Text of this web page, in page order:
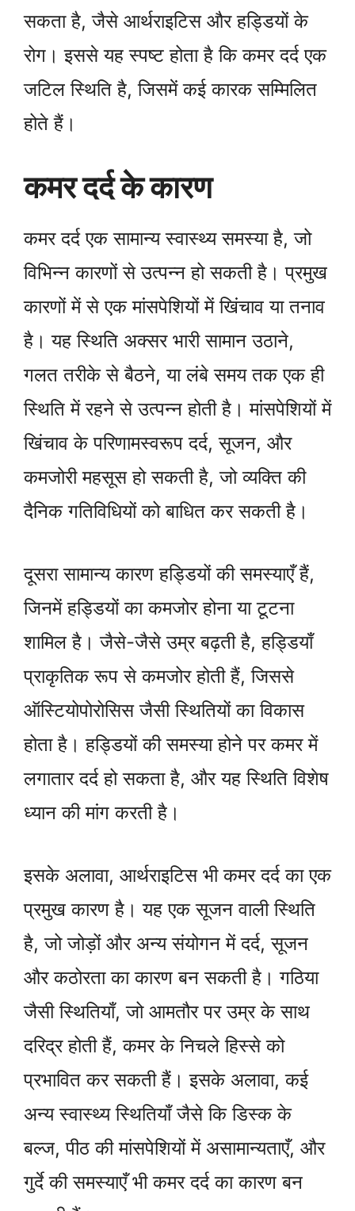
सकता है, जैसे आर्थराइटिस और हड्डियों के
रोग। इससे यह स्पष्ट होता है कि कमर दर्द एक
जटिल स्थिति है, जिसमें कई कारक सम्मिलित
होते हैं।
कमर दर्द के कारण
कमर दर्द एक सामान्य स्वास्थ्य समस्या है, जो
विभिन्न कारणों से उत्पन्न हो सकती है। प्रमुख
कारणों में से एक मांसपेशियों में खिंचाव या तनाव
है। यह स्थिति अक्सर भारी सामान उठाने,
गलत तरीके से बैठने, या लंबे समय तक एक ही
स्थिति में रहने से उत्पन्न होती है। मांसपेशियों में
खिंचाव के परिणामस्वरूप दर्द, सूजन, और
कमजोरी महसूस हो सकती है, जो व्यक्ति की
दैनिक गतिविधियों को बाधित कर सकती है।
दूसरा सामान्य कारण हड्डियों की समस्याएँ हैं,
जिनमें हड्डियों का कमजोर होना या टूटना
शामिल है। जैसे-जैसे उम्र बढ़ती है, हड्डियाँ
प्राकृतिक रूप से कमजोर होती हैं, जिससे
ऑस्टियोपोरोसिस जैसी स्थितियों का विकास
होता है। हड्डियों की समस्या होने पर कमर में
लगातार दर्द हो सकता है, और यह स्थिति विशेष
ध्यान की मांग करती है।
इसके अलावा, आर्थराइटिस भी कमर दर्द का एक
प्रमुख कारण है। यह एक सूजन वाली स्थिति
है, जो जोड़ों और अन्य संयोगन में दर्द, सूजन
और कठोरता का कारण बन सकती है। गठिया
जैसी स्थितियाँ, जो आमतौर पर उम्र के साथ
दरिद्र होती हैं, कमर के निचले हिस्से को
प्रभावित कर सकती हैं। इसके अलावा, कई
अन्य स्वास्थ्य स्थितियाँ जैसे कि डिस्क के
बल्ज, पीठ की मांसपेशियों में असामान्यताएँ, और
गुर्दे की समस्याएँ भी कमर दर्द का कारण बन